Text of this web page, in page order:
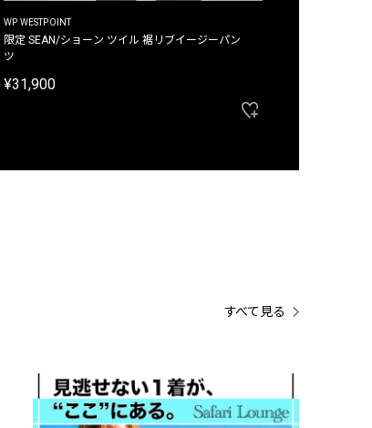
WP WESTPOINT
限定 SEAN/ショーン ツイル 裾リブイージーパン
ツ
¥31,900
すべて見る